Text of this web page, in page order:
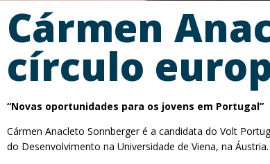
Cármen
círculo
“Novas oportunidades para os jovens em Portugal”
Cármen Anacleto Sonnberger é a candidata do Volt
do Desenvolvimento na Universidade de Viena, na Áustria.